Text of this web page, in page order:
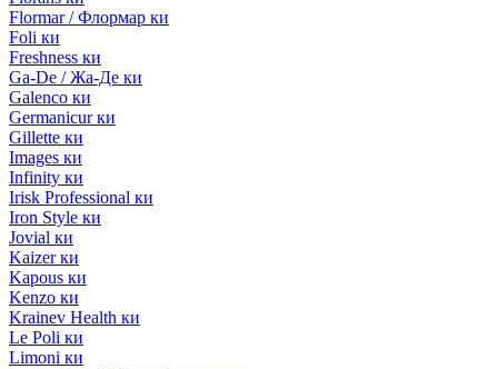
Flormar / Флормар ки
Foli ки
Freshness ки
Ga-De / Жа-Де ки
Galenco ки
Germanicur ки
Gillette ки
Images ки
Infinity ки
Irisk Professional ки
Iron Style ки
Jovial ки
Kaizer ки
Kapous ки
Kenzo ки
Krainev Health ки
Le Poli ки
Limoni ки